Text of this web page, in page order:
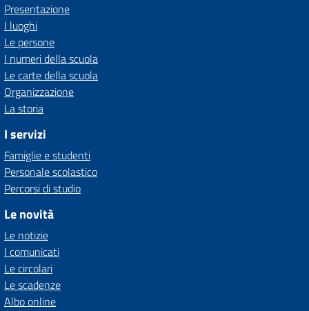
Presentazione
I luoghi
Le persone
I numeri della scuola
Le carte della scuola
Organizzazione
La storia
I servizi
Famiglie e studenti
Personale scolastico
Percorsi di studio
Le novità
Le notizie
I comunicati
Le circolari
Le scadenze
Albo online